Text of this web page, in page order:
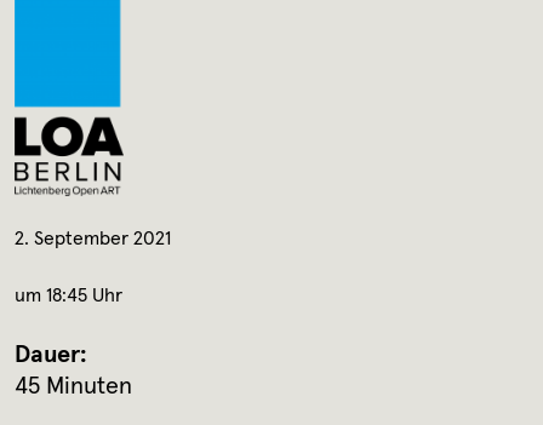
2. September 2021
um 18:45 Uhr
Dauer:
45 Minuten